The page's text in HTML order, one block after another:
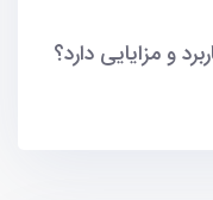
و مزایایی دارد؟